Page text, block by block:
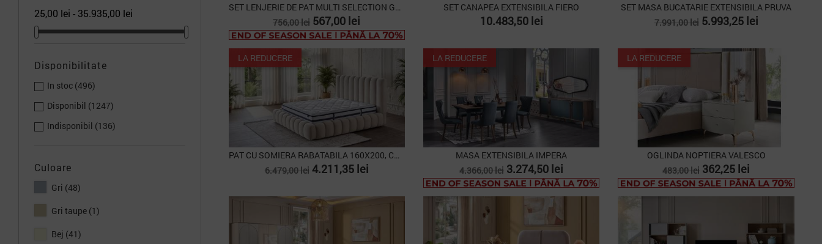
25,00 lei - 35.935,00 lei
Disponibilitate
In stoc (496)
Disponibil (1247)
Indisponibil (136)
Culoare
Gri (48)
Gri taupe (1)
Bej (41)
SET LENJERIE DE PAT MULTI SELECTION GLORIA -...
Pret
de
baza
756,00 lei Pret
567,00 lei
SET CANAPEA EXTENSIBILA FIERO
Pret
10.483,50 lei
SET MASA BUCATARIE EXTENSIBILA PRUVA
Pret
7.991,00 lei Pret
5.993,25 lei
LA REDUCERE
PAT CU SOMIERA RABATABILA 160X200, COZY
Pret
6.479,00 lei Pret
4.211,35 lei
LA REDUCERE
MASA EXTENSIBILA IMPERA
Pret
de
baza
4.366,00 lei Pret
3.274,50 lei
LA REDUCERE
OGLINDA NOPTIERA VALESCO
Pret
de
baza
483,00 lei Pret
362,25 lei
PACHET PACHET